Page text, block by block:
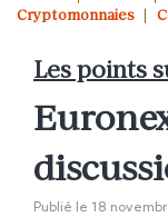
Cryptomonnaies
Les points
Publié le 18